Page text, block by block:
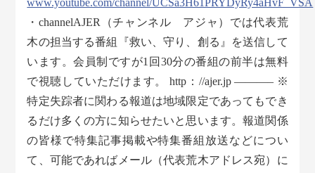
www.youtube.com/channel/UCSa3H61PRYDyRy4aHvF_VSA
・channelAJER（チャンネル アジャ）では代表荒
木の担当する番組『救い、守り、創る』を送信して
います。会員制ですが1回30分の番組の前半は無料
で視聴していただけます。 http：//ajer.jp ———– ※
特定失踪者に関わる報道は地域限定であってもでき
るだけ多くの方に知らせたいと思います。報道関係
の皆様で特集記事掲載や特集番組放送などについ
て、可能であればメール（代表荒木アドレス宛）に